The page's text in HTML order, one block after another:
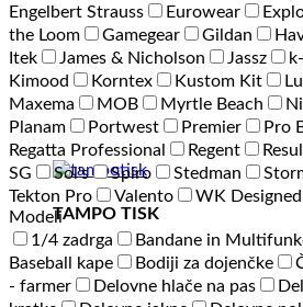
TAMPO TISK
Engelbert Strauss
Eurowear
the Loom
Gamegear Gildan
Itek
James & Nicholson Jassz
Kimood
Korntex Kustom Kit
Maxema
MOB Myrtle Beach
Planam
Portwest Premier Pro
Regatta Professional
Regent
SG
Sol's Spiro Stedman
Tekton Pro
Valento WK
Modeli
1/4 zadrga
Bandane in
Baseball kape
Bodiji za dojenčke
- farmer
Delovne hlače na pas